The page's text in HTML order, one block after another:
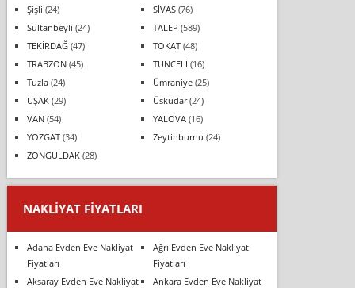
Şişli (24) SİVAS(76)
Sultanbeyli (24) TALEP (589)
TEKİRDAĞ(47) TOKAT(48)
TRABZON(45) TUNCELİ (16)
Tuzla(24) Ümraniye(25)
UŞAK(29) Üsküdar(24)
VAN(54) YALOVA(16)
YOZGAT(34) Zeytinburnu (24)
ZONGULDAK(28)
NAKLIYAT FIYATLARI
Adana Evden Eve Nakliyat
Fiyatları
Ağrı Evden Eve Nakliyat
Fiyatları
Aksaray Evden Eve Nakliyat
Ankara Evden Eve Nakliyat